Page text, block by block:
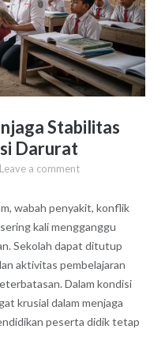
Stabilitas
Darurat
Leave a comment
wabah penyakit, konflik
kali mengganggu
Sekolah dapat ditutup
aktivitas pembelajaran
Dalam kondisi
krusial dalam menjaga
peserta didik tetap